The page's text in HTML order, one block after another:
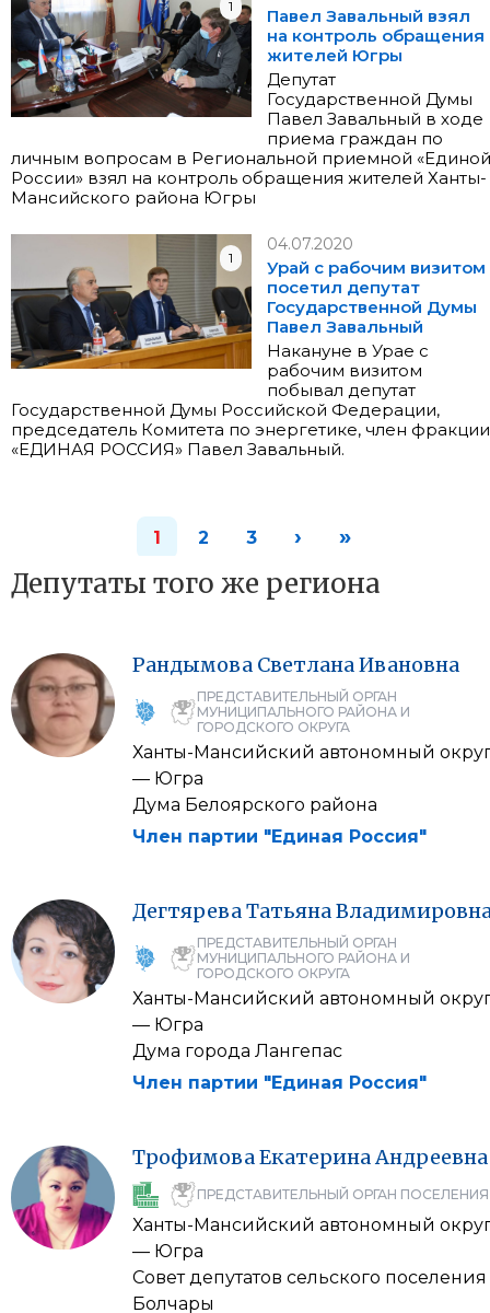
1
Павел Завальный взял
на контроль обращения
жителей Югры
Депутат
Государственной Думы
Павел Завальный в ходе
приема граждан по
личным вопросам в Региональной приемной «Единой
России» взял на контроль обращения жителей Ханты-
Мансийского района Югры
1
04.07.2020
Урай с рабочим визитом
посетил депутат
Государственной Думы
Павел Завальный
Накануне в Урае с
рабочим визитом
побывал депутат
Государственной Думы Российской Федерации,
председатель Комитета по энергетике, член фракции
«ЕДИНАЯ РОССИЯ» Павел Завальный.
1 2 3 › »
Депутаты того же региона
Рандымова СветланаИвановна
ПРЕДСТАВИТЕЛЬНЫЙ ОРГАН
МУНИЦИПАЛЬНОГО РАЙОНА И
ГОРОДСКОГО ОКРУГА
Ханты-Мансийский автономный
— Югра
Дума Белоярского района
Член партии "Единая Россия"
ДегтяреваТатьяна
ПРЕДСТАВИТЕЛЬНЫЙ ОРГАН
МУНИЦИПАЛЬНОГО РАЙОНА И
ГОРОДСКОГО ОКРУГА
Ханты-Мансийский автономный
— Югра
Дума города Лангепас
Член партии "Единая Россия"
ТрофимоваЕкатеринаАндреевна
ПРЕДСТАВИТЕЛЬНЫЙ ОРГАН ПОСЕЛЕНИЯ
Ханты-Мансийский автономный
— Югра
Совет депутатов сельского поселения
Болчары